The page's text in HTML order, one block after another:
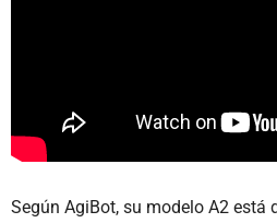
Según AgiBot, su modelo A2 está